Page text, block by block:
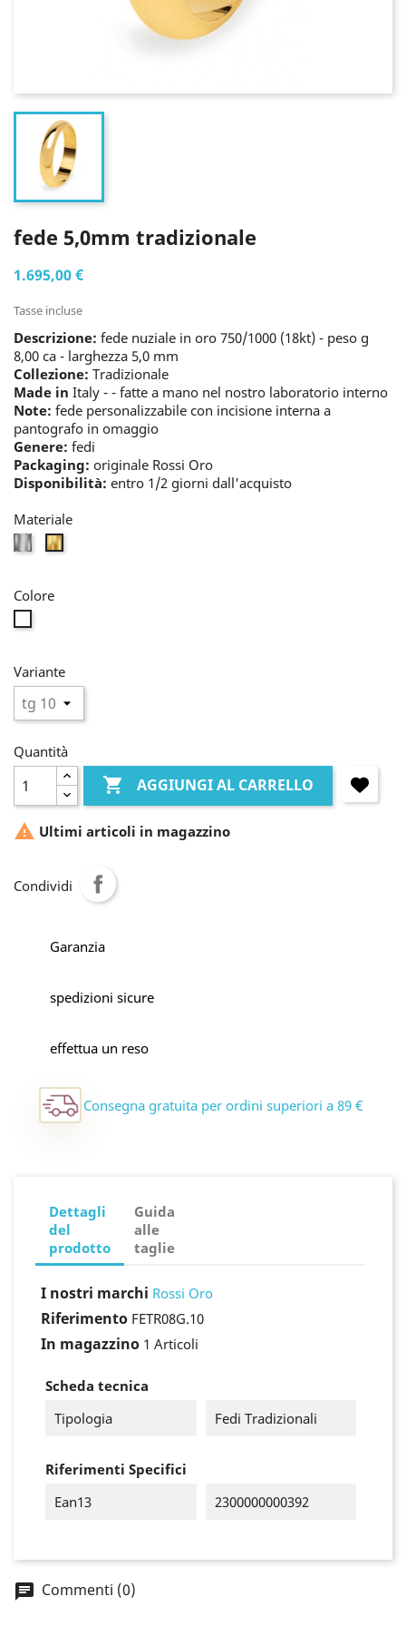
fede 5,0mm tradizionale
1.695,00 €
Tasse incluse
Descrizione: fede nuziale in oro 750/1000 (18kt) - peso g
8,00 ca - larghezza 5,0 mm
Collezione: Tradizionale
Made in Italy - - fatte a mano nel nostro laboratorio interno
Note: fede personalizzabile con incisione interna a
pantografo in omaggio
Genere: fedi
Packaging: originale Rossi Oro
Disponibilità: entro 1/2 giorni dall'acquisto
Materiale
bianco
Colore
Variante
Quantità
 AGGIUNGI AL CARRELLO
 Ultimi articoli in magazzino
Condividi
Garanzia
spedizioni sicure
effettua un reso
Consegna gratuita per ordini superiori a 89 €
Dettagli
del
prodotto
Guida
alle
taglie
I nostri marchi Rossi Oro
Riferimento FETR08G.10
In magazzino 1 Articoli
Scheda tecnica
Tipologia
Fedi Tradizionali
Riferimenti Specifici
Ean13
2300000000392
Commenti (0)
You need to be logged in to save products in your